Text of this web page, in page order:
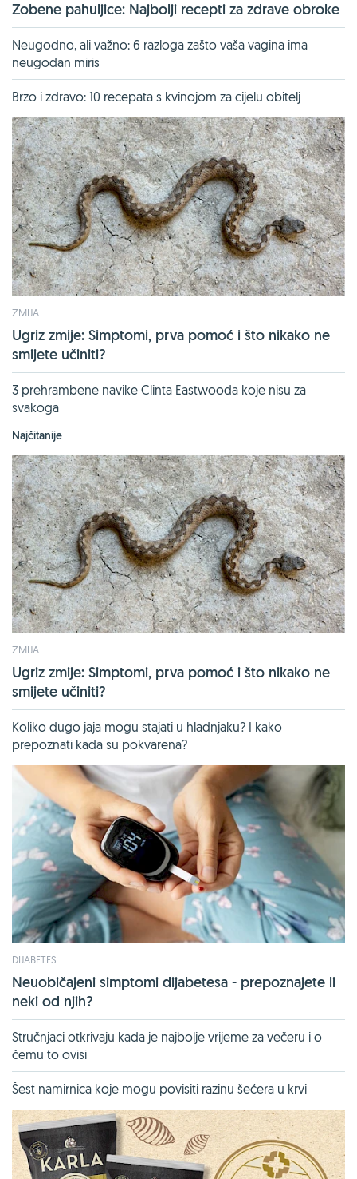
Zobene pahuljice: Najbolji recepti za zdrave obroke
Neugodno, ali važno: 6 razloga zašto vaša vagina ima
neugodan miris
Brzo i zdravo: 10 recepata s kvinojom za cijelu obitelj
ZMIJA
Ugriz zmije: Simptomi, prva pomoć i što nikako ne
smijete učiniti?
3 prehrambene navike Clinta Eastwooda koje nisu za
svakoga
Najčitanije
ZMIJA
Ugriz zmije: Simptomi, prva pomoć i što nikako ne
smijete učiniti?
Koliko dugo jaja mogu stajati u hladnjaku? I kako
prepoznati kada su pokvarena?
DIJABETES
Neuobičajeni simptomi dijabetesa - prepoznajete li
neki od njih?
Stručnjaci otkrivaju kada je najbolje vrijeme za večeru i o
čemu to ovisi
Šest namirnica koje mogu povisiti razinu šećera u krvi